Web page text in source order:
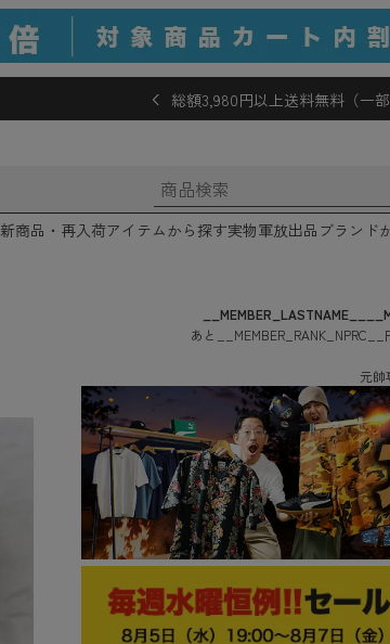
総額3,980円以上送料無料（一
新商品・再入荷アイテムから探す実物軍放出品 ブランド
__MEMBER_LASTNAME__
あと
__MEMBER_RANK_NPRC__
元帥